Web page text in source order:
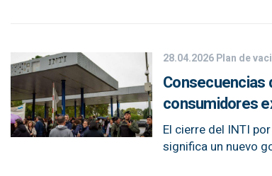
28.04.2026Plan de
Consecuencias
consumidores
El cierre del INTI
significa un nuevo